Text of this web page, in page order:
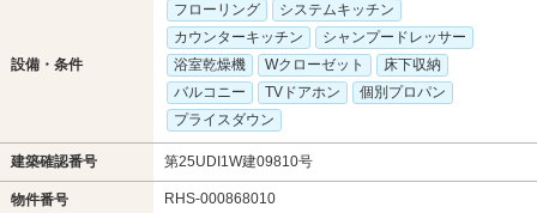
設備・条件
フローリング
システムキッチン
カウンターキッチン
シャンプードレッサー
浴室乾燥機
Wクローゼット
床下収納
バルコニー
TVドアホン
個別プロパン
プライスダウン
建築確認番号 第25UDI1W建09810号
物件番号 RHS-000868010